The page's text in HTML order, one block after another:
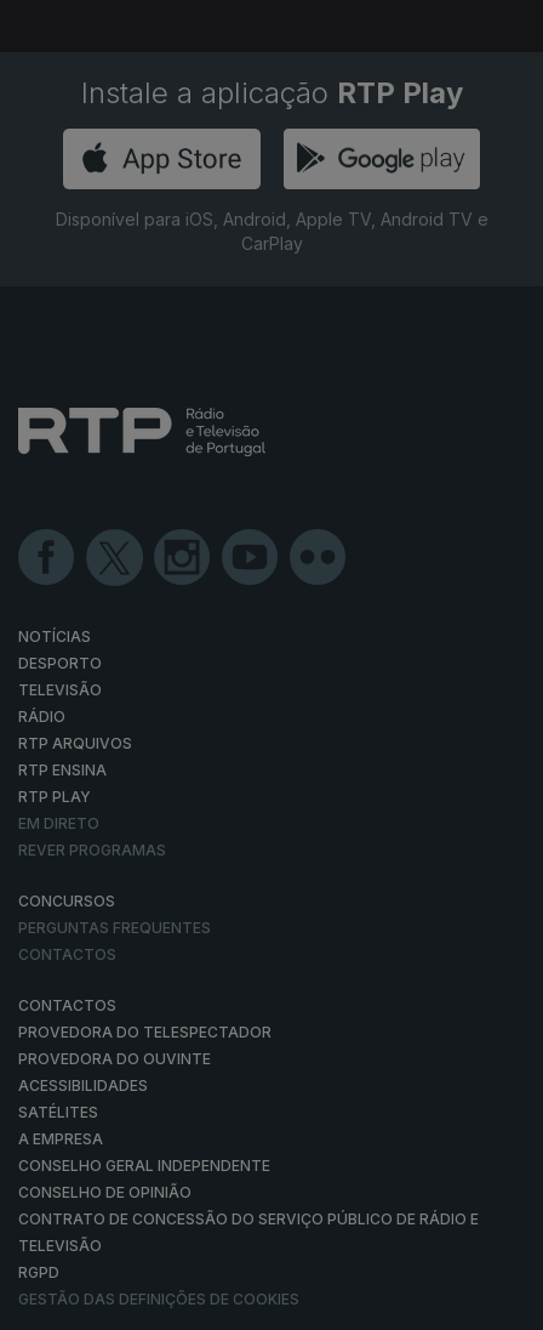
Instale a aplicação RTP Play
Disponível para iOS, Android, Apple TV, Android TV e
CarPlay
NOTÍCIAS
DESPORTO
TELEVISÃO
RÁDIO
RTP ARQUIVOS
RTP ENSINA
RTP PLAY
EM DIRETO
REVER PROGRAMAS
CONCURSOS
PERGUNTAS FREQUENTES
CONTACTOS
CONTACTOS
PROVEDORA DO TELESPECTADOR
PROVEDORA DO OUVINTE
ACESSIBILIDADES
SATÉLITES
A EMPRESA
CONSELHO GERAL INDEPENDENTE
CONSELHO DE OPINIÃO
CONTRATO DE CONCESSÃO DO SERVIÇO PÚBLICO DE RÁDIO E
TELEVISÃO
RGPD
GESTÃO DAS DEFINIÇÕES DE COOKIES